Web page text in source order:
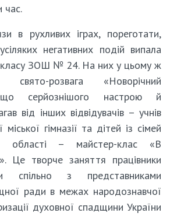
час.
в рухливих іграх, пореготати,
негативних подій випала
класу ЗОШ № 24. На них у цьому ж
свято-розвага «Новорічний
серйознішого настрою й
від інших відвідувачів – учнів
гімназії та дітей із сімей
області – майстер-клас «В
Це творче заняття працівники
спільно з представниками
ради в межах народознавчої
духовної спадщини України